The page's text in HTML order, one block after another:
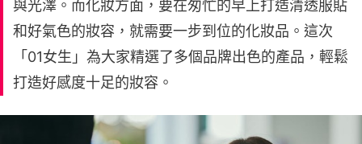
與光澤。而化妝方面，要在匆忙的早上打造清透服貼
和好氣色的妝容，就需要一步到位的化妝品。這次
「01女生」為大家精選了多個品牌出色的產品，輕鬆
打造好感度十足的妝容。